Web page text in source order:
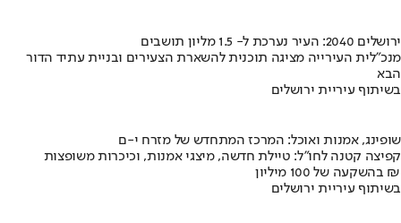
ירושלים 2040: העיר נערכת ל- 1.5 מליון תושבים
מנכ"לית העירייה מציגה תוכנית להשארת הצעירים ובניית עתיד הדור
הבא
בשיתוף עיריית ירושלים
שופינג, אמנות ואוכל: המרכז המתחדש של מזרח י-ם
קפיצה קטנה לחו"ל: טיילת חדשה, מיצגי אמנות, וכיכרות משופצות
בהשקעה של 100 מיליון ₪
בשיתוף עיריית ירושלים